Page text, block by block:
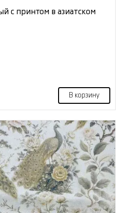
с принтом в азиатском
В корзину